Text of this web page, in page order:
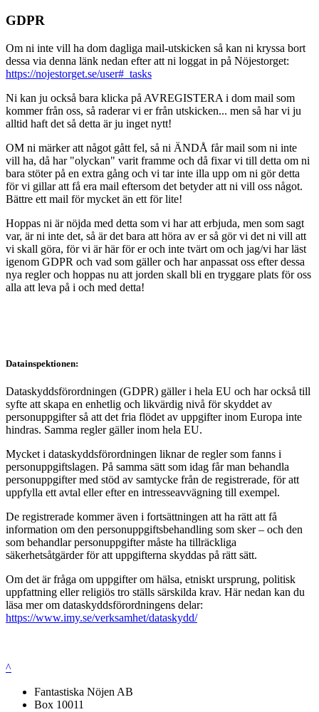
GDPR
Om ni inte vill ha dom dagliga mail-utskicken så kan ni kryssa bort
dessa via denna länk nedan efter att ni loggat in på Nöjestorget:
https://nojestorget.se/user#_tasks
Ni kan ju också bara klicka på AVREGISTERA i dom mail som
kommer från oss, så raderar vi er från utskicken... men så har vi ju
alltid haft det så detta är ju inget nytt!
OM ni märker att något gått fel, så ni ÄNDÅ får mail som ni inte
vill ha, då har "olyckan" varit framme och då fixar vi till detta om ni
bara stöter på en extra gång och vi tar inte illa upp om ni gör detta
för vi gillar att få era mail eftersom det betyder att ni vill oss något.
Bättre ett mail för mycket än ett för lite!
Hoppas ni är nöjda med detta som vi har att erbjuda, men som sagt
var, är ni inte det, så är det bara att höra av er så gör vi det ni vill att
vi skall göra, för vi är här för er och inte tvärt om och jag/vi har läst
igenom GDPR och vad som gäller och har anpassat oss efter dessa
nya regler och hoppas nu att jorden skall bli en tryggare plats för oss
alla att leva på i och med detta!
Datainspektionen:
Dataskyddsförordningen (GDPR) gäller i hela EU och har också till
syfte att skapa en enhetlig och likvärdig nivå för skyddet av
personuppgifter så att det fria flödet av uppgifter inom Europa inte
hindras. Samma regler gäller inom hela EU.
Mycket i dataskyddsförordningen liknar de regler som fanns i
personuppgiftslagen. På samma sätt som idag får man behandla
personuppgifter med stöd av samtycke från de registrerade, för att
uppfylla ett avtal eller efter en intresseavvägning till exempel.
De registrerade kommer även i fortsättningen att ha rätt att få
information om den personuppgiftsbehandling som sker – och den
som behandlar personuppgifter måste ha tillräckliga
säkerhetsåtgärder för att uppgifterna skyddas på rätt sätt.
Om det är fråga om uppgifter om hälsa, etniskt ursprung, politisk
uppfattning eller religiös tro ställs särskilda krav. Här nedan kan du
läsa mer om dataskyddsförordningens delar:
https://www.imy.se/verksamhet/dataskydd/
^
Fantastiska Nöjen AB
Box 10011